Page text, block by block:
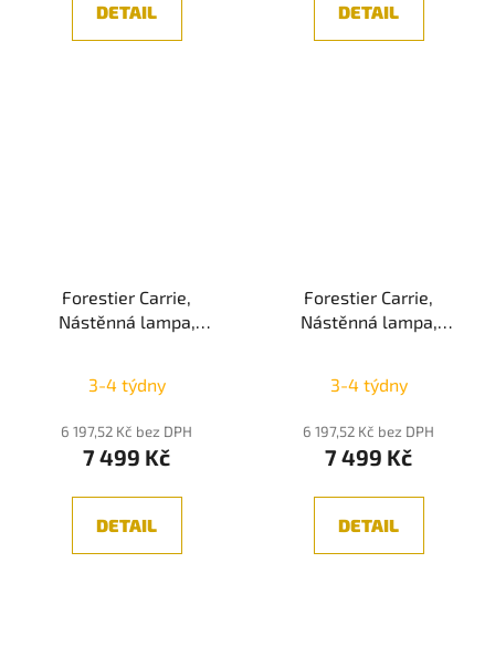
DETAIL DETAIL
Forestier Carrie,
Nástěnná lampa,
3-4 týdny
6 197,52 Kč bez DPH
7 499 Kč
DETAIL
Forestier Carrie,
Nástěnná lampa,
3-4 týdny
6 197,52 Kč bez DPH
7 499 Kč
DETAIL